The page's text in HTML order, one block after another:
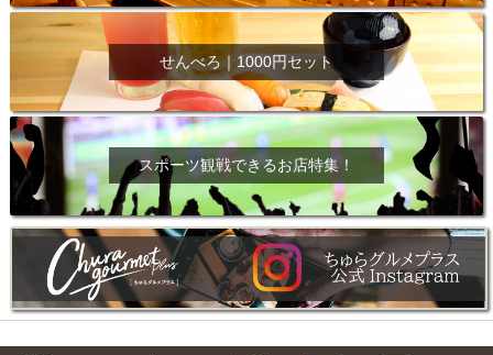
せんべろ｜1000円セット
スポーツ観戦できるお店特集！